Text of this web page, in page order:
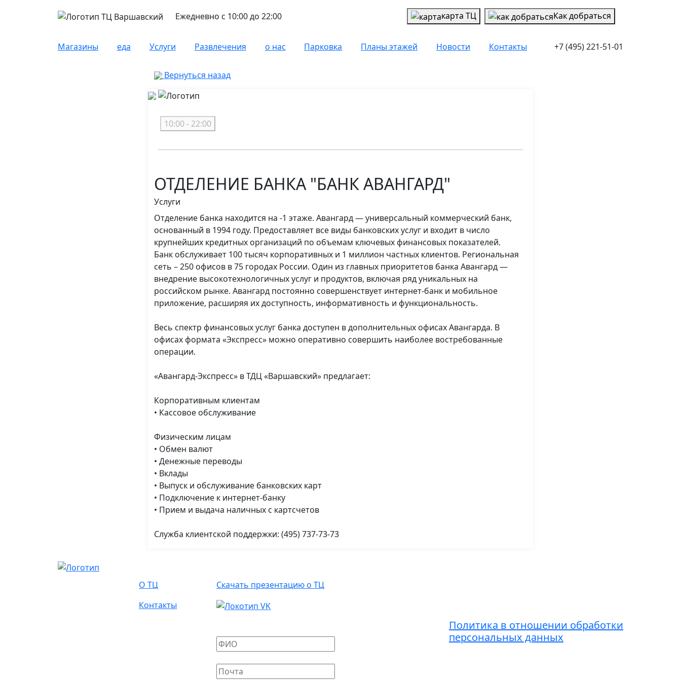
Ежедневно с 10:00 до 22:00 карта ТЦ Как добраться
Магазины еда Услуги Развлечения о нас Парковка Планы этажей Новости Контакты +7 (495) 221-51-01
Вернуться назад
10:00 - 22:00
ОТДЕЛЕНИЕ БАНКА "БАНК АВАНГАРД"
Услуги
Отделение банка находится на -1 этаже. Авангард — универсальный коммерческий банк,
основанный в 1994 году. Предоставляет все виды банковских услуг и входит в число
крупнейших кредитных организаций по объемам ключевых финансовых показателей.
Банк обслуживает 100 тысяч корпоративных и 1 миллион частных клиентов. Региональная
сеть – 250 офисов в 75 городах России. Один из главных приоритетов банка Авангард —
внедрение высокотехнологичных услуг и продуктов, включая ряд уникальных на
российском рынке. Авангард постоянно совершенствует интернет-банк и мобильное
приложение, расширяя их доступность, информативность и функциональность.
Весь спектр финансовых услуг банка доступен в дополнительных офисах Авангарда. В
офисах формата «Экспресс» можно оперативно совершить наиболее востребованные
операции.
«Авангард-Экспресс» в ТДЦ «Варшавский» предлагает:
Корпоративным клиентам
• Кассовое обслуживание
Физическим лицам
• Обмен валют
• Денежные переводы
• Вклады
• Выпуск и обслуживание банковских карт
• Подключение к интернет-банку
• Прием и выдача наличных с картсчетов
Служба клиентской поддержки: (495) 737-73-73
О ТЦ
Контакты
Скачать презентацию о ТЦ
Политика в отношении обработки
персональных данных